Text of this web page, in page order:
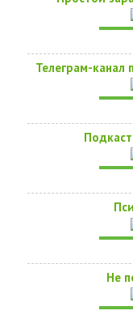
Телеграм-канал
Не